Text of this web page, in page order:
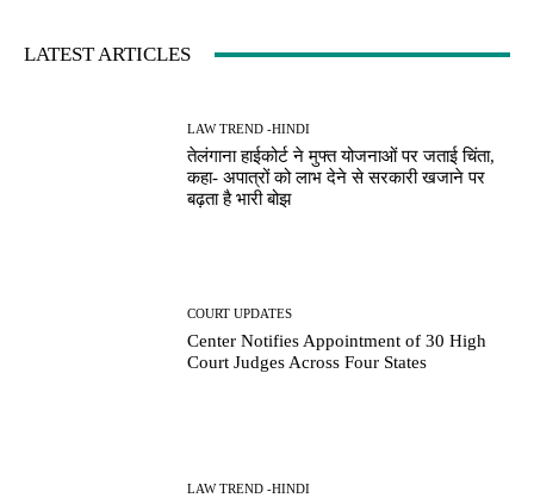
LATEST ARTICLES
LAW TREND -HINDI
तेलंगाना हाईकोर्ट ने मुफ्त योजनाओं पर जताई चिंता,
कहा- अपात्रों को लाभ देने से सरकारी खजाने पर
बढ़ता है भारी बोझ
COURT UPDATES
Center Notifies Appointment of 30 High
Court Judges Across Four States
LAW TREND -HINDI